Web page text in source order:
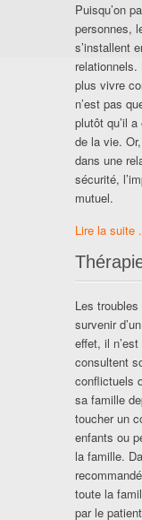
Puisqu’on
personnes,
s’installent
plus vivre
n’est pas
plutôt qu’il
de la vie.
dans une
sécurité,
mutuel.
Lire la suite
Les
survenir
effet, il
consultent
conflictuels
sa famille
toucher un
enfants ou
la famille.
toute la
par le